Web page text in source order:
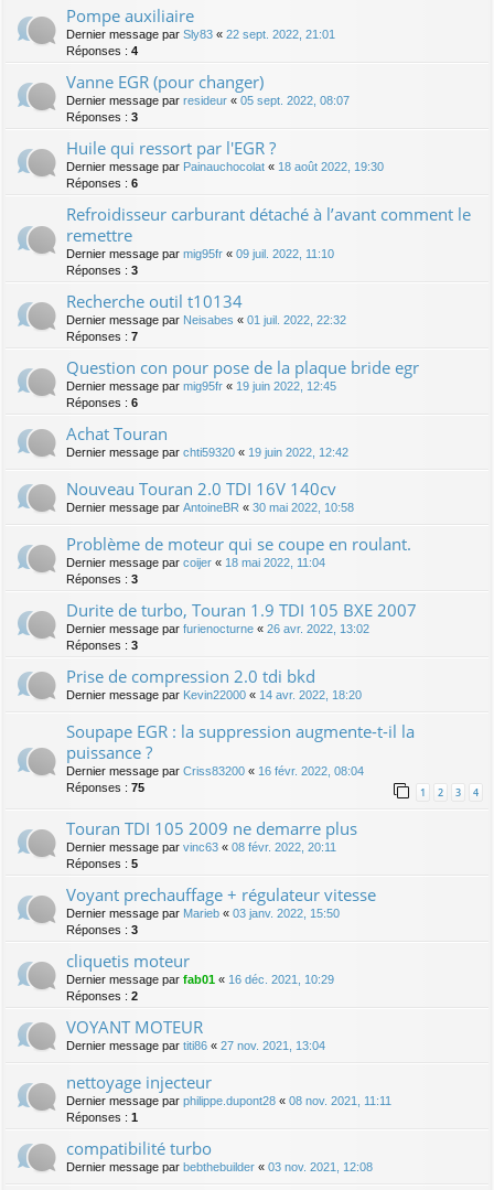
Pompe auxiliaire
Dernier message par Sly83 « 22 sept. 2022, 21:01
Réponses : 4
Vanne EGR (pour changer)
Dernier message par resideur « 05 sept. 2022, 08:07
Réponses : 3
Huile qui ressort par l'EGR ?
Dernier message par Painauchocolat « 18 août 2022, 19:30
Réponses : 6
Refroidisseur carburant détaché à l’avant comment le
remettre
Dernier message par mig95fr « 09 juil. 2022, 11:10
Réponses : 3
Recherche outil t10134
Dernier message par Neisabes « 01 juil. 2022, 22:32
Réponses : 7
Question con pour pose de la plaque bride egr
Dernier message par mig95fr « 19 juin 2022, 12:45
Réponses : 6
Achat Touran
Dernier message par chti59320 « 19 juin 2022, 12:42
Nouveau Touran 2.0 TDI 16V 140cv
Dernier message par AntoineBR « 30 mai 2022, 10:58
Problème de moteur qui se coupe en roulant.
Dernier message par coijer « 18 mai 2022, 11:04
Réponses : 3
Durite de turbo, Touran 1.9 TDI 105 BXE 2007
Dernier message par furienocturne « 26 avr. 2022, 13:02
Réponses : 3
Prise de compression 2.0 tdi bkd
Dernier message par Kevin22000 « 14 avr. 2022, 18:20
Soupape EGR : la suppression augmente-t-il la
puissance ?
Dernier message par Criss83200 « 16 févr. 2022, 08:04
Réponses : 75 1 2 3 4
Touran TDI 105 2009 ne demarre plus
Dernier message par vinc63 « 08 févr. 2022, 20:11
Réponses : 5
Voyant prechauffage + régulateur vitesse
Dernier message par Marieb « 03 janv. 2022, 15:50
Réponses : 3
cliquetis moteur
Dernier message par fab01 « 16 déc. 2021, 10:29
Réponses : 2
VOYANT MOTEUR
Dernier message par titi86 « 27 nov. 2021, 13:04
nettoyage injecteur
Dernier message par philippe.dupont28 « 08 nov. 2021, 11:11
Réponses : 1
compatibilité turbo
Dernier message par bebthebuilder « 03 nov. 2021, 12:08